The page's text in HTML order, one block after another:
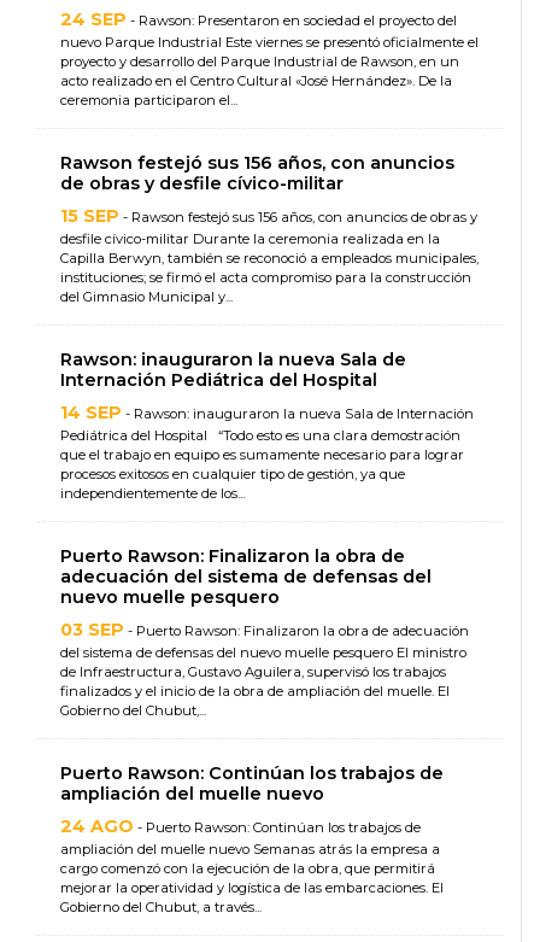
24 SEP - Rawson: Presentaron en sociedad el proyecto del
nuevo Parque Industrial Este viernes se presentó oficialmente el
proyecto y desarrollo del Parque Industrial de Rawson, en un
acto realizado en el Centro Cultural «José Hernández». De la
ceremonia participaron el...
Rawson festejó sus 156 años, con anuncios
de obras y desfile cívico-militar
15 SEP - Rawson festejó sus 156 años, con anuncios de obras y
desfile cívico-militar Durante la ceremonia realizada en la
Capilla Berwyn, también se reconoció a empleados municipales,
instituciones; se firmó el acta compromiso para la construcción
del Gimnasio Municipal y...
Rawson: inauguraron la nueva Sala de
Internación Pediátrica del Hospital
14 SEP - Rawson: inauguraron la nueva Sala de Internación
Pediátrica del Hospital “Todo esto es una clara demostración
que el trabajo en equipo es sumamente necesario para lograr
procesos exitosos en cualquier tipo de gestión, ya que
independientemente de los...
Puerto Rawson: Finalizaron la obra de
adecuación del sistema de defensas del
nuevo muelle pesquero
03 SEP - Puerto Rawson: Finalizaron la obra de adecuación
del sistema de defensas del nuevo muelle pesquero El ministro
de Infraestructura, Gustavo Aguilera, supervisó los trabajos
finalizados y el inicio de la obra de ampliación del muelle. El
Gobierno del Chubut,...
Puerto Rawson: Continúan los trabajos de
ampliación del muelle nuevo
24 AGO - Puerto Rawson: Continúan los trabajos de
ampliación del muelle nuevo Semanas atrás la empresa a
cargo comenzó con la ejecución de la obra, que permitirá
mejorar la operatividad y logística de las embarcaciones. El
Gobierno del Chubut, a través...